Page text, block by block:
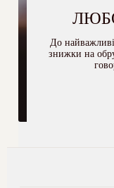
До
знижки на